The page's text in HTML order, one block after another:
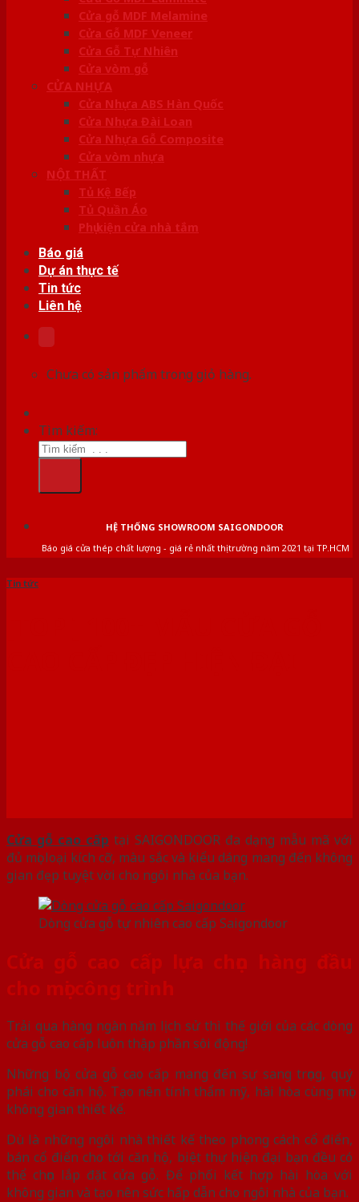
Cửa gỗ MDF Melamine
Cửa Gỗ MDF Veneer
Cửa Gỗ Tự Nhiên
Cửa vòm gỗ
CỬA NHỰA
Cửa Nhựa ABS Hàn Quốc
Cửa Nhựa Đài Loan
Cửa Nhựa Gỗ Composite
Cửa vòm nhựa
NỘI THẤT
Tủ Kệ Bếp
Tủ Quần Áo
Phụ kiện cửa nhà tắm
Báo giá
Dự án thực tế
Tin tức
Liên hệ
Chưa có sản phẩm trong giỏ hàng.
Tìm kiếm:
HỆ THỐNG SHOWROOM SAIGONDOOR
Báo giá cửa thép chất lượng - giá rẻ nhất thị trường năm 2021 tại TP.HCM
Tin tức
Cửa gỗ cao cấp tại SAIGONDOOR đa dạng mẫu mã với
đủ mọi loại kích cỡ, màu sắc và kiểu dáng mang đến không
gian đẹp tuyệt vời cho ngôi nhà của bạn.
Dòng cửa gỗ tự nhiên cao cấp Saigondoor
Cửa gỗ cao cấp lựa chọn hàng đầu
cho mọi công trình
Trải qua hàng ngàn năm lịch sử thì thế giới của các dòng
cửa gỗ cao cấp luôn thập phần sôi động!
Những bộ cửa gỗ cao cấp mang đến sự sang trọng, quý
phái cho căn hộ. Tạo nên tính thẩm mỹ, hài hòa cùng mọi
không gian thiết kế.
Dù là những ngôi nhà thiết kế theo phong cách cổ điển,
bán cổ điển cho tới căn hộ, biệt thự hiện đại bạn đều có
thể chọn lắp đặt cửa gỗ. Để phối kết hợp hài hòa với
không gian và tạo nên sức hấp dẫn cho ngôi nhà của bạn.